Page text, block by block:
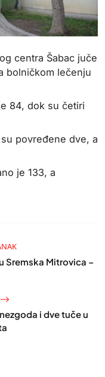
centra Šabac juče
bolničkom lečenju
84, dok su četiri
povređene dve, a
je 133, a
Sremska Mitrovica –
i dve tuče u